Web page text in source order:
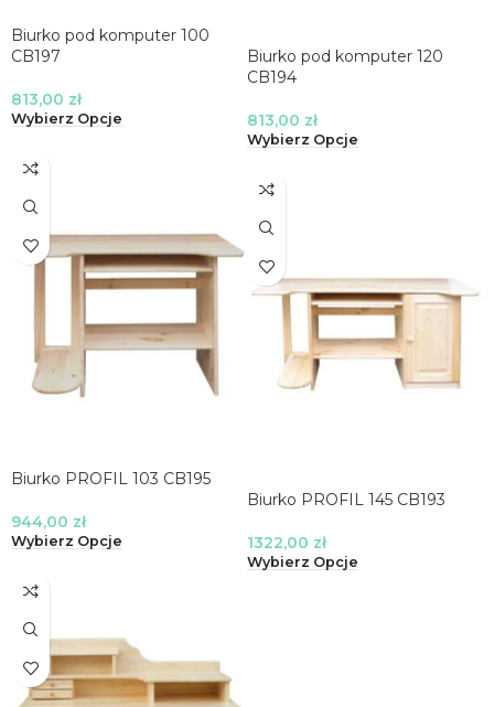
Biurko pod komputer 100
CB197
813,00 zł
Wybierz Opcje
Biurko pod komputer 120
CB194
813,00 zł
Wybierz Opcje
Biurko PROFIL 103 CB195
944,00 zł
Wybierz Opcje
Biurko PROFIL 145 CB193
1322,00 zł
Wybierz Opcje